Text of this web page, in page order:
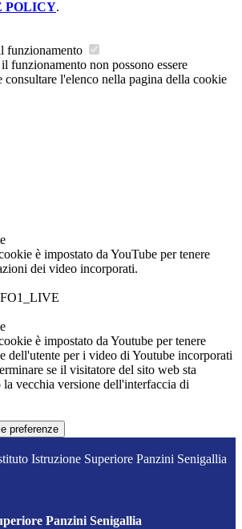
POLICY.
funzionamento
funzionamento non possono essere
l'elenco nella pagina della cookie
è impostato da YouTube per tenere
dei video incorporati.
è impostato da Youtube per tenere
dell'utente per i video di Youtube incorporati
se il visitatore del sito web sta
vecchia versione dell'interfaccia di
preferenze
Istruzione Superiore Panzini Senigallia
Panzini Senigallia